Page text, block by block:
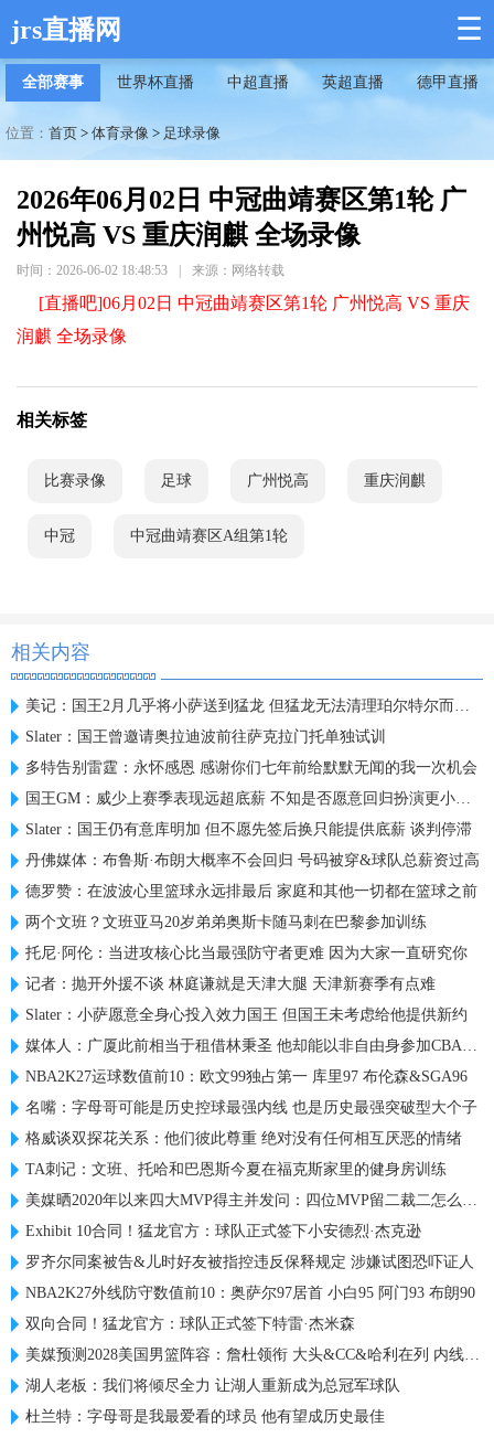
jrs直播网 ☰
全部赛事 世界杯直播 中超直播 英超直播 德甲直播
位置： 首页 > 体育录像 > 足球录像
2026年06月02日 中冠曲靖赛区第1轮 广
州悦高 VS 重庆润麒 全场录像
时间：2026-06-02 18:48:53 来源：网络转载
[直播吧]06月02日 中冠曲靖赛区第1轮 广州悦高 VS 重庆
润麒 全场录像
相关标签
比赛录像 足球 广州悦高 重庆润麒
中冠 中冠曲靖赛区A组第1轮
相关内容
美记：国王2月几乎将小萨送到猛龙 但猛龙无法清理珀尔特尔而告吹
Slater：国王曾邀请奥拉迪波前往萨克拉门托单独试训
多特告别雷霆：永怀感恩 感谢你们七年前给默默无闻的我一次机会
国王GM：威少上赛季表现远超底薪 不知是否愿意回归扮演更小角色
Slater：国王仍有意库明加 但不愿先签后换只能提供底薪 谈判停滞
丹佛媒体：布鲁斯·布朗大概率不会回归 号码被穿&球队总薪资过高
德罗赞：在波波心里篮球永远排最后 家庭和其他一切都在篮球之前
两个文班？文班亚马20岁弟弟奥斯卡随马刺在巴黎参加训练
托尼·阿伦：当进攻核心比当最强防守者更难 因为大家一直研究你
记者：抛开外援不谈 林庭谦就是天津大腿 天津新赛季有点难
Slater：小萨愿意全身心投入效力国王 但国王未考虑给他提供新约
媒体人：广厦此前相当于租借林秉圣 他却能以非自由身参加CBA选秀
NBA2K27运球数值前10：欧文99独占第一 库里97 布伦森&SGA96
名嘴：字母哥可能是历史控球最强内线 也是历史最强突破型大个子
格威谈双探花关系：他们彼此尊重 绝对没有任何相互厌恶的情绪
TA刺记：文班、托哈和巴恩斯今夏在福克斯家里的健身房训练
美媒晒2020年以来四大MVP得主并发问：四位MVP留二裁二怎么选？
Exhibit 10合同！猛龙官方：球队正式签下小安德烈·杰克逊
罗齐尔同案被告&儿时好友被指控违反保释规定 涉嫌试图恐吓证人
NBA2K27外线防守数值前10：奥萨尔97居首 小白95 阿门93 布朗90
双向合同！猛龙官方：球队正式签下特雷·杰米森
美媒预测2028美国男篮阵容：詹杜领衔 大头&CC&哈利在列 内线热巴
湖人老板：我们将倾尽全力 让湖人重新成为总冠军球队
杜兰特：字母哥是我最爱看的球员 他有望成历史最佳